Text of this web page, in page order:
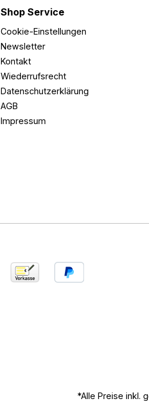
Shop Service
Cookie-Einstellungen
Newsletter
Kontakt
Wiederrufsrecht
Datenschutzerklärung
AGB
Impressum
*Alle Preise inkl.